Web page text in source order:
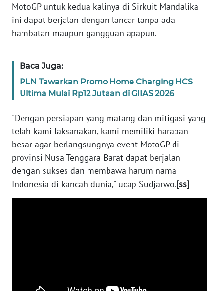
MotoGP untuk kedua kalinya di Sirkuit Mandalika
ini dapat berjalan dengan lancar tanpa ada
hambatan maupun gangguan apapun.
Baca Juga:
PLN Tawarkan Promo Home Charging HCS
Ultima Mulai Rp12 Jutaan di GIIAS 2026
"Dengan persiapan yang matang dan mitigasi yang
telah kami laksanakan, kami memiliki harapan
besar agar berlangsungnya event MotoGP di
provinsi Nusa Tenggara Barat dapat berjalan
dengan sukses dan membawa harum nama
Indonesia di kancah dunia," ucap Sudjarwo.[ss]
WN
NTB
SULTENG
WN
SULBAR
WN
BABEL
WN
SUMBAR
WN